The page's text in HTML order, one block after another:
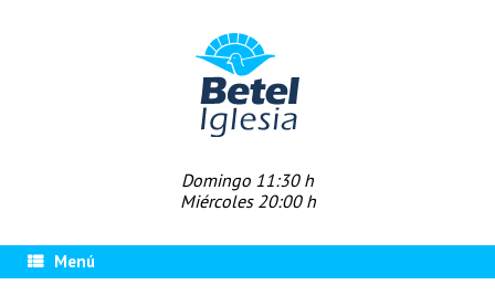
Domingo 11:30 h
Miércoles 20:00 h
Menú